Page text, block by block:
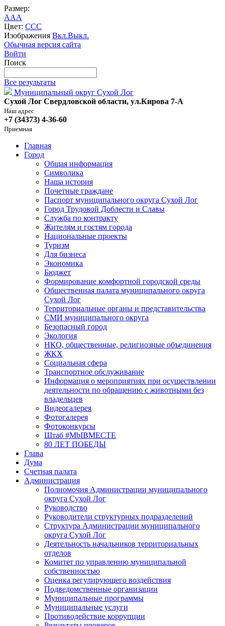
Размер:
AAA
Цвет: CCC
Изображения Вкл.Выкл.
Обычная версия сайта
Войти
Поиск
Все результаты
Муниципальный округ Сухой Лог
Сухой Лог Свердловской области, ул.Кирова 7-А
Наш адрес
+7 (34373) 4-36-60
Приемная
Главная
Город
Общая информация
Символика
Наша история
Почетные граждане
Паспорт муниципального округа Сухой Лог
Город Трудовой Доблести и Славы
Служба по контракту
Жителям и гостям города
Национальные проекты
Туризм
Для бизнеса
Экономика
Бюджет
Формирование комфортной городской среды
Общественная палата муниципального округа
Сухой Лог
Территориальные органы и представительства
СМИ муниципального округа
Безопасный город
Экология
НКО, общественные, религиозные объединения
ЖКХ
Социальная сфера
Транспортное обслуживание
Информация о мероприятиях при осуществлении
деятельности по обращению с животными без
владельцев
Видеогалерея
Фотогалерея
Фотоконкурсы
Штаб #MbIBMECTE
80 ЛЕТ ПОБЕДЫ
Глава
Дума
Счетная палата
Администрация
Полномочия Администрации муниципального
округа Сухой Лог
Руководство
Руководители структурных подразделений
Структура Администрации муниципального
округа Сухой Лог
Деятельность начальников территориальных
отделов
Комитет по управлению муниципальной
собственностью
Оценка регулирующего воздействия
Подведомственные организации
Муниципальные программы
Муниципальные услуги
Противодействие коррупции